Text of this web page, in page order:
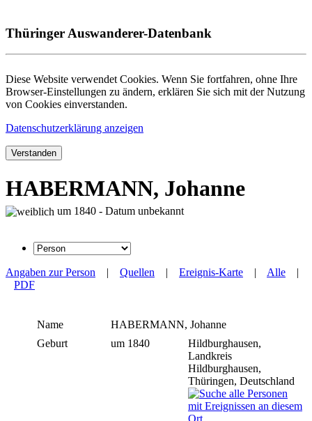
Thüringer Auswanderer-Datenbank
Diese Website verwendet Cookies. Wenn Sie fortfahren, ohne Ihre
Browser-Einstellungen zu ändern, erklären Sie sich mit der Nutzung
von Cookies einverstanden.
Datenschutzerklärung anzeigen
Verstanden
HABERMANN, Johanne
um 1840 - Datum unbekannt
Angaben zur Person | Quellen | Ereignis-Karte | Alle |
PDF
Name HABERMANN, Johanne
Geburt
um 1840
Hildburghausen,
Landkreis
Hildburghausen,
Thüringen, Deutschland